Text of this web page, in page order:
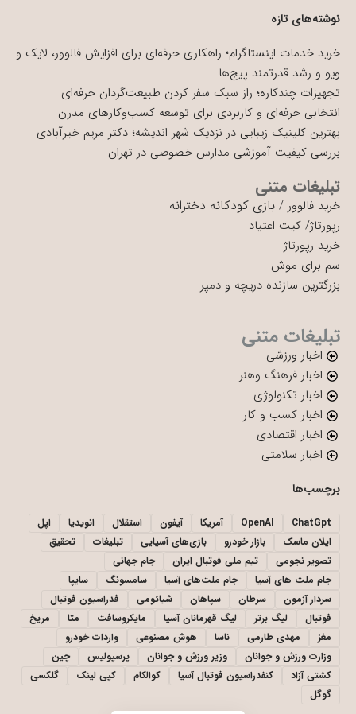
نوشته‌های تازه
خرید خدمات اینستاگرام؛ راهکاری حرفه‌ای برای افزایش فالوور، لایک و
ویو و رشد قدرتمند پیج‌ها
تجهیزات چندکاره؛ راز سبک سفر کردن طبیعت‌گردان حرفه‌ای
انتخابی حرفه‌ای و کاربردی برای توسعه کسب‌وکارهای مدرن
بهترین کلینیک زیبایی در نزدیک شهر اندیشه؛ دکتر مریم خیرآبادی
بررسی کیفیت آموزشی مدارس خصوصی در تهران
تبلیغات متنی
خرید فالوور / بازی کودکانه دخترانه
رپورتاژ/ کیت اعتیاد
خرید رپورتاژ
سم برای موش
بزرگترین سازنده دریچه و دمپر
تبلیغات متنی
اخبار ورزشی
اخبار فرهنگ وهنر
اخبار تکنولوژی
اخبار کسب و کار
اخبار اقتصادی
اخبار سلامتی
برچسب‌ها
ChatGpt
OpenAI آمریکا آیفون استقلال انویدیا
اپل
ایلان ماسک
بازار خودرو بازی‌های آسیایی تبلیغات
تحقیق
تصویر نجومی
تیم ملی فوتبال ایران
جام جهانی
جام ملت های آسیا
جام ملت‌های آسیا سامسونگ
سایپا
سردار آزمون
سرطان سپاهان شیائومی
فدراسیون فوتبال
فوتبال
لیگ برتر لیگ قهرمانان آسیا مایکروسافت متا
مریخ
مغز
مهدی طارمی ناسا هوش مصنوعی
واردات خودرو
وزارت ورزش و جوانان
وزیر ورزش و جوانان پرسپولیس
چین
کشتی آزاد
کنفدراسیون فوتبال آسیا کوالکام کپی لینک
گلکسی
گوگل